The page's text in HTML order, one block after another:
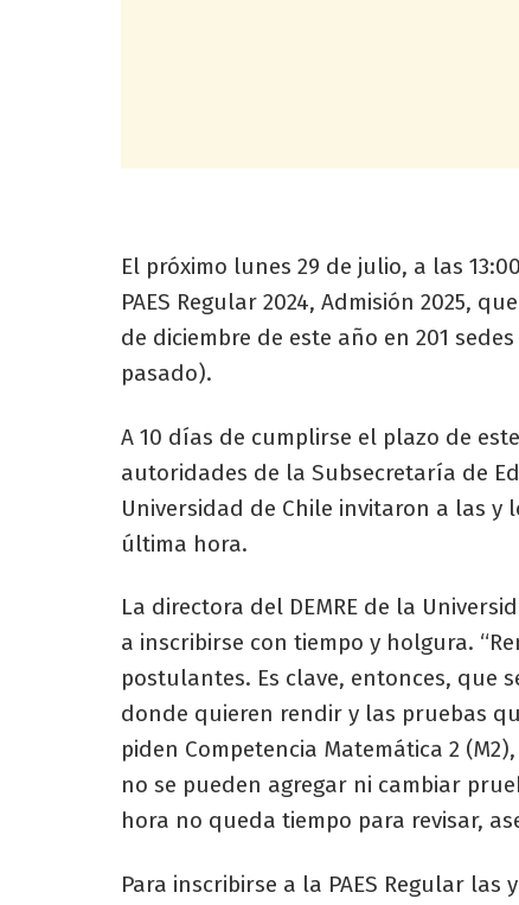
El próximo lunes 29 de julio, a las
PAES Regular 2024, Admisión 2025,
de diciembre de este año en 201
pasado).
A 10 días de cumplirse el plazo de
autoridades de la Subsecretaría de
Universidad de Chile invitaron a las
última hora.
La directora del DEMRE de la
a inscribirse con tiempo y holgura.
postulantes. Es clave, entonces, que
donde quieren rendir y las pruebas
piden Competencia Matemática 2
no se pueden agregar ni cambiar
hora no queda tiempo para revisar,
Para inscribirse a la PAES Regular